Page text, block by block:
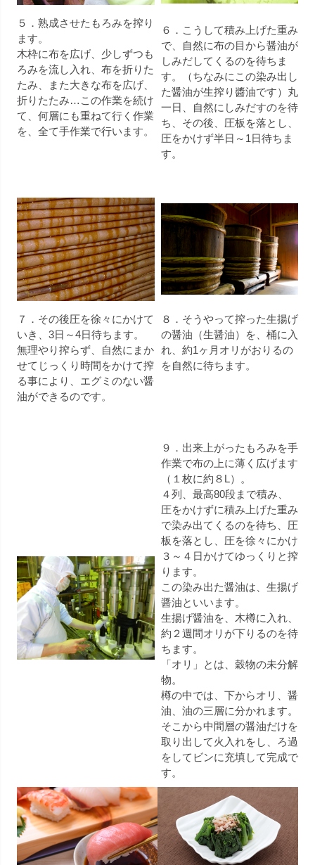
５．熟成させたもろみを搾り
ます。
木枠に布を広げ、少しずつも
ろみを流し入れ、布を折りた
たみ、また大きな布を広げ、
折りたたみ…この作業を続け
て、何層にも重ねて行く作業
を、全て手作業で行います。
６．こうして積み上げた重み
で、自然に布の目から醤油が
しみだしてくるのを待ちま
す。（ちなみにこの染み出し
た醤油が生搾り醬油です）丸
一日、自然にしみだすのを待
ち、その後、圧板を落とし、
圧をかけず半日～1日待ちま
す。
７．その後圧を徐々にかけて
いき、3日～4日待ちます。
無理やり搾らず、自然にまか
せてじっくり時間をかけて搾
る事により、エグミのない醤
油ができるのです。
８．そうやって搾った生揚げ
の醤油（生醤油）を、桶に入
れ、約1ヶ月オリがおりるの
を自然に待ちます。
９．出来上がったもろみを手
作業で布の上に薄く広げます
（１枚に約８L）。
４列、最高80段まで積み、
圧をかけずに積み上げた重み
で染み出てくるのを待ち、圧
板を落とし、圧を徐々にかけ
３～４日かけてゆっくりと搾
ります。
この染み出た醤油は、生揚げ
醤油といいます。
生揚げ醤油を、木樽に入れ、
約２週間オリが下りるのを待
ちます。
「オリ」とは、穀物の未分解
物。
樽の中では、下からオリ、醤
油、油の三層に分かれます。
そこから中間層の醤油だけを
取り出して火入れをし、ろ過
をしてビンに充填して完成で
す。